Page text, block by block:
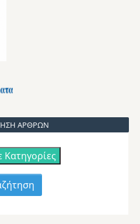
ΑΡΘΡΩΝ
Κατηγορίες